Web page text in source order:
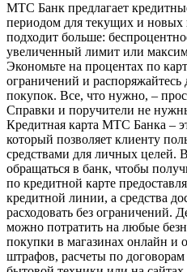
МТС Банк предлагает
периодом для текущих и новых
подходит больше:
увеличенный лимит или
Экономьте на процентах по
ограничений и
покупок. Все, что нужно, –
Справки и поручители не
Кредитная карта МТС Банка –
который позволяет клиенту
средствами для личных целей.
обращаться в банк, чтобы
по кредитной карте
кредитной линии, а средства
расходовать без ограничений.
можно потратить на любые
покупки в магазинах онлайн и
штрафов, расчеты по договорам